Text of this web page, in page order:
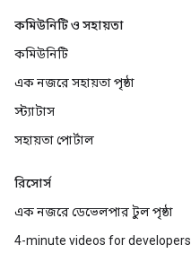
কমিউনিটি ও সহায়তা
কমিউনিটি
এক নজরে সহায়তা পৃষ্ঠা
স্ট্যাটাস
সহায়তা পোর্টাল
রিসোর্স
এক নজরে ডেভেলপার টুল পৃষ্ঠা
4-minute videos for developers